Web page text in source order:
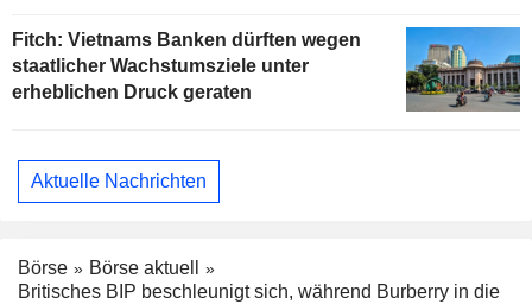
Fitch: Vietnams Banken dürften wegen
staatlicher Wachstumsziele unter
erheblichen Druck geraten
Aktuelle Nachrichten
Börse
Börse aktuell
Britisches BIP beschleunigt sich, während Burberry in die